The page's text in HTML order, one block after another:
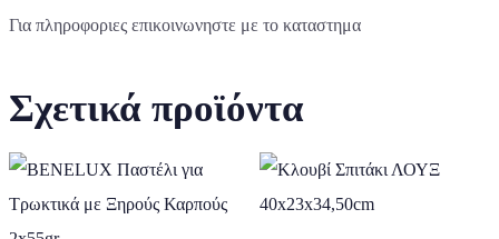
Για πληροφοριες επικοινωνηστε με το καταστημα
Σχετικά προϊόντα